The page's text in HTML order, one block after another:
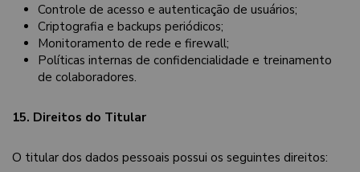
Controle de acesso e autenticação de usuários;
Criptografia e backups periódicos;
Monitoramento de rede e firewall;
Políticas internas de confidencialidade e treinamento
de colaboradores.
15. Direitos do Titular
O titular dos dados pessoais possui os seguintes direitos: